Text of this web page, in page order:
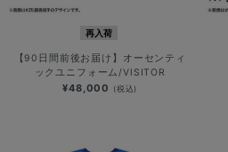
再入荷
【90日間前後お届け】オーセンティ
ックユニフォーム/VISITOR
¥48,000 (税込)